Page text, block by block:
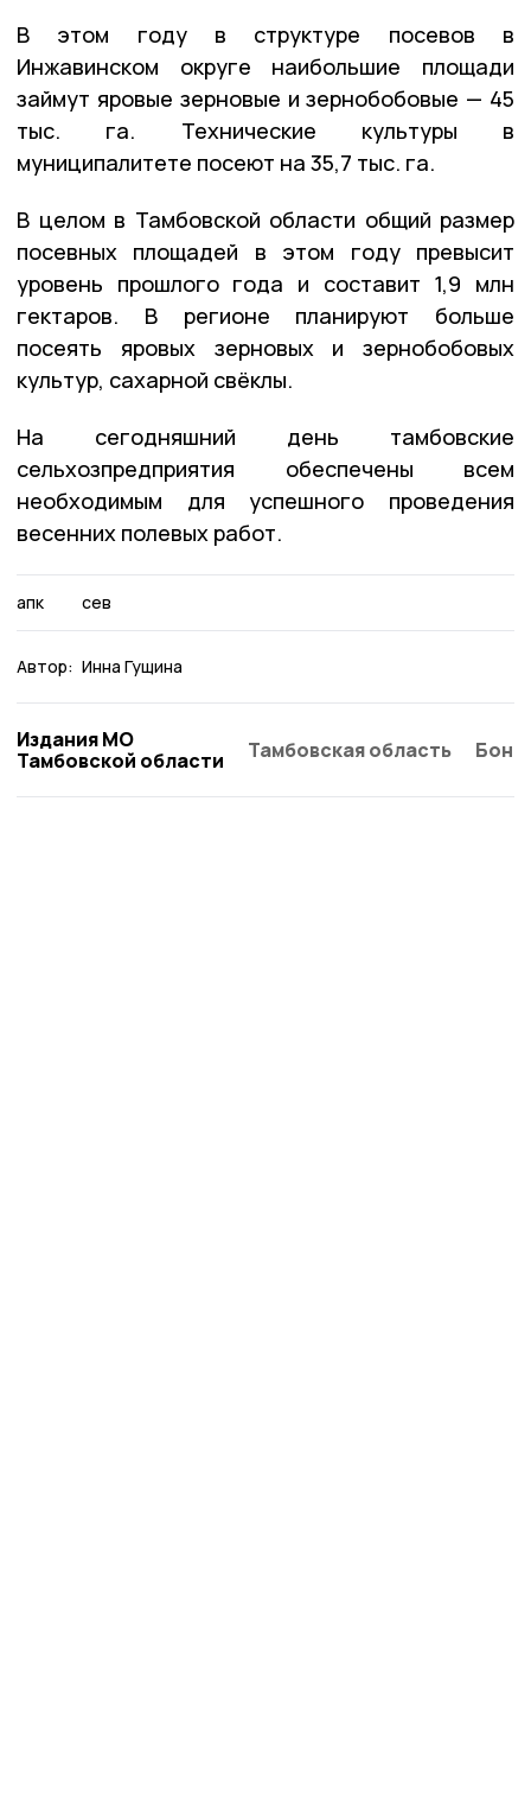
В этом году в структуре посевов в
Инжавинском округе наибольшие площади
займут яровые зерновые и зернобобовые — 45
тыс. га. Технические культуры в
муниципалитете посеют на 35,7 тыс. га.
В целом в Тамбовской области общий размер
посевных площадей в этом году превысит
уровень прошлого года и составит 1,9 млн
гектаров. В регионе планируют больше
посеять яровых зерновых и зернобобовых
культур, сахарной свёклы.
На сегодняшний день тамбовские
сельхозпредприятия обеспечены всем
необходимым для успешного проведения
весенних полевых работ.
апк сев
Автор: Инна Гущина
Издания МО
Тамбовской области
Тамбовская область